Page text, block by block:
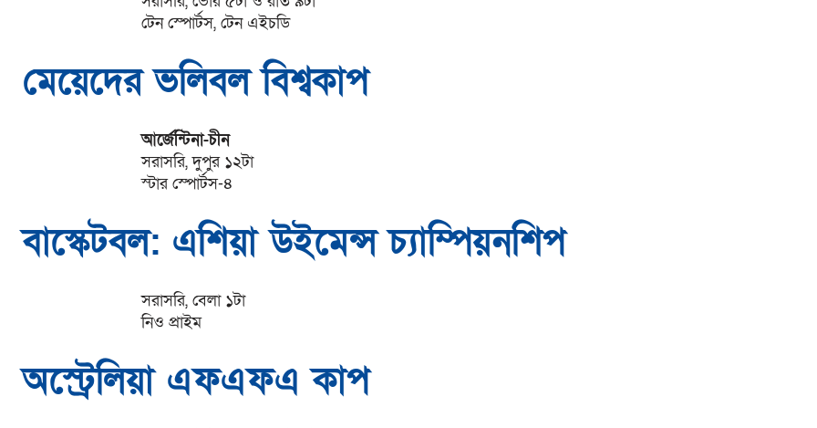
টেন স্পোর্টস, টেন এইচডি
মেয়েদের ভলিবল বিশ্বকাপ
আর্জেন্টিনা-চীন
সরাসরি, দুপুর ১২টা
স্টার স্পোর্টস-৪
বাস্কেটবল: এশিয়া উইমেন্স চ্যাম্পিয়নশিপ
সরাসরি, বেলা ১টা
নিও প্রাইম
অস্ট্রেলিয়া এফএফএ কাপ